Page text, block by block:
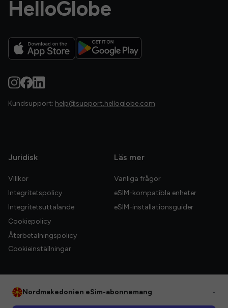
HelloGlobe
Kundsupport: help@support.helloglobe.com
Juridisk
Villkor
Integritetspolicy
Integritetsuttalande
Cookiepolicy
Återbetalningspolicy
Cookieinställningar
Läs mer
Vanliga frågor
eSIM-kompatibla enheter
eSIM-installationsguider
Nordmakedonien eSim-abonnemang •